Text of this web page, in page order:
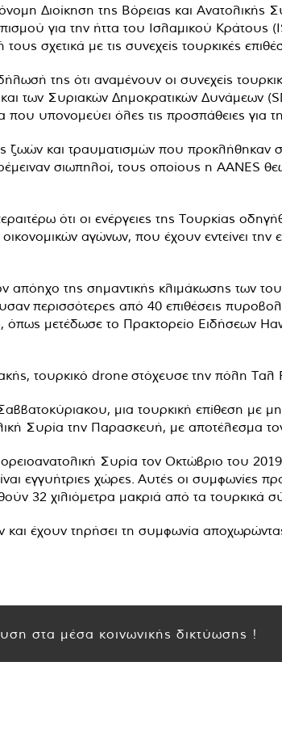
Διοίκηση της Βόρειας και Ανατολικής
για την ήττα του Ισλαμικού
σχετικά με τις συνεχείς τουρκικές
της ότι αναμένουν οι συνεχείς
των Συριακών Δημοκρατικών Δυνάμεων
υπονομεύει όλες τις προσπάθειες για
ζωών και τραυματισμών που προκλήθηκαν
σιωπηλοί, τους οποίους η AANES
ότι οι ενέργειες της Τουρκίας
αγώνων, που έχουν εντείνει την
απόηχο της σημαντικής κλιμάκωσης των
περισσότερες από 40 επιθέσεις
όπως μετέδωσε το Πρακτορείο Ειδήσεων
τουρκικό droneστόχευσε την πόλη Ταλ
Σαββατοκύριακου, μια τουρκική επίθεση με
Συρία την Παρασκευή, με αποτέλεσμα
Συρία τον Οκτώβριο του
εγγυήτριες χώρες. Αυτές οι
32 χιλιόμετρα μακριά από τα τουρκικά
και έχουν τηρήσει τη συμφωνία
στα μέσα κοινωνικής δικτύωσης !